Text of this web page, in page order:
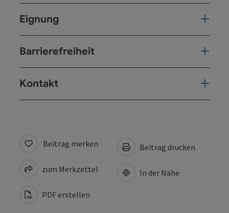
Eignung
Barrierefreiheit
Kontakt
Beitrag merken
zum Merkzettel
PDF erstellen
Beitrag drucken
In der Nähe